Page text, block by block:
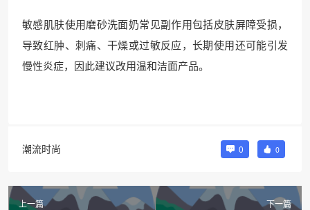
敏感肌肤使用磨砂洗面奶常见副作用包括皮肤屏障受损，
导致红肿、刺痛、干燥或过敏反应，长期使用还可能引发
慢性炎症，因此建议改用温和洁面产品。
潮流时尚 0 0
上一篇
下一篇